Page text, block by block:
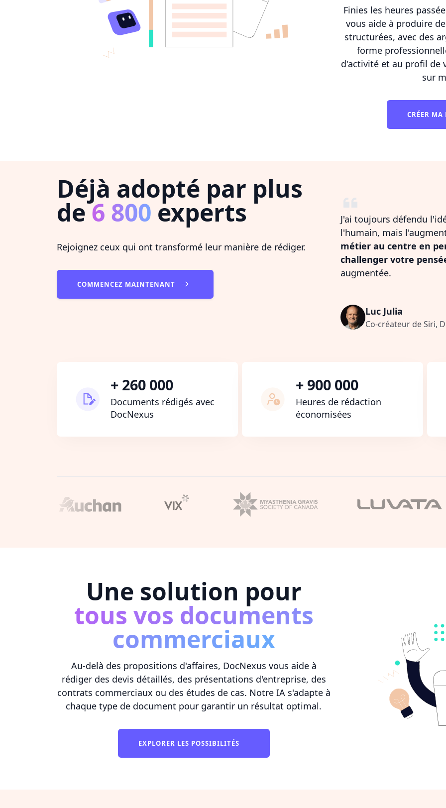
Finies les heures
vous aide à produire
structurées, avec des
forme
d'activité et au profil de
sur
CRÉER
Déjà adopté par plus
de6 800 experts
Rejoignez ceux qui ont transformé leur manière de rédiger.
COMMENCEZ MAINTENANT
J'ai toujours défendu
l'humain, mais
métier au centre en
challenger votre
augmentée.
Luc Julia
Co-créateur de Siri,
+ 260 000
Documents rédigés avec
DocNexus
+ 900 000
Heures de rédaction
économisées
Une solution pour
tous vos documents
commerciaux
Au-delà des propositions d'affaires, DocNexus vous aide à
rédiger des devis détaillés, des présentations d'entreprise, des
contrats commerciaux ou des études de cas. Notre IA s'adapte à
chaque type de document pour garantir un résultat optimal.
EXPLORER LES POSSIBILITÉS